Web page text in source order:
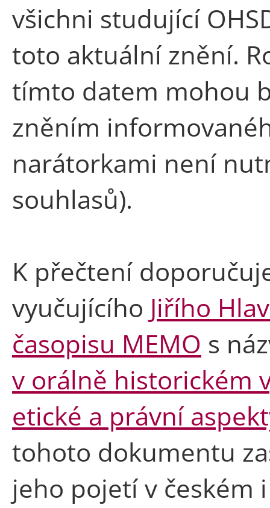
všichni studující
toto aktuální znění.
tímto datem mohou
zněním
narátorkami není
souhlasů).
K přečtení
vyučujícího Jiřího
časopisu MEMO s
v orálně historickém
etické a právní
tohoto dokumentu
jeho pojetí v